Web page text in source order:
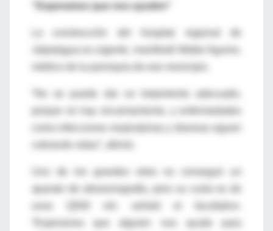
“Esperamos que nos ayuden”
La construcción del hospital regional de
Jalpatagua es urgente, manifestó Walter Aguirre,
médico de la parroquia de ese municipio.
porque no hay encamamiento, y enfermedades
como infecciones respiratorias y diarreas siguen
Uno de los grandes retos es conseguir un
aparato de ultrasonografía, pero su costo es de
“Esperamos que alguien nos ayude para